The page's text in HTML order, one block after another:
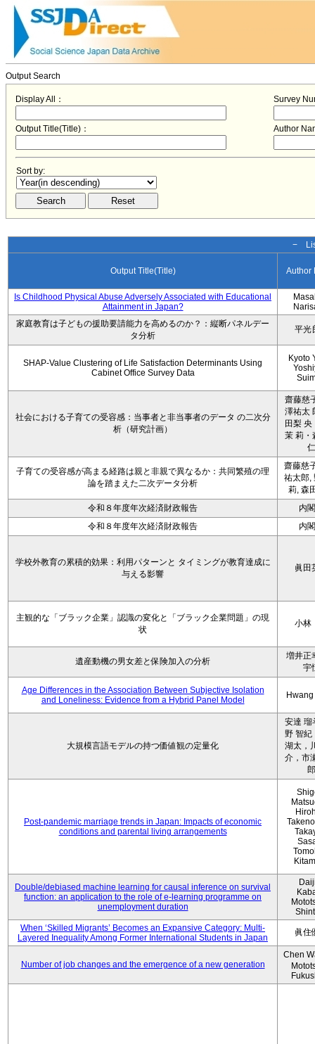
Output Search
Display All： Survey
Output Title(Title)： Author
Sort by:
−
Output Title(Title) Author
Is Childhood Physical Abuse Adversely Associated with Educational
Attainment in Japan?
家庭教育は子どもの援助要請能力を高めるのか？：縦断パネルデー
タ分析
平光
SHAP-Value Clustering of Life Satisfaction Determinants Using
Cabinet Office Survey Data
Kyoto
社会における子育ての受容感：当事者と非当事者のデータ の二次分
析（研究計画）
齋藤慈
澤祐太
田梨 央
茉 莉・
仁
子育ての受容感が高まる経路は親と非親で異なるか：共同繁殖の理
論を踏まえた二次データ分析
齋藤慈
祐太郎,
莉, 森
令和８年度年次経済財政報告
内
令和８年度年次経済財政報告
内
学校外教育の累積的効果：利用パターンと タイミングが教育達成に
与える影響
眞田
主観的な「ブラック企業」認識の変化と「ブラック企業問題」の現
状
小
遺産動機の男女差と保険加入の分析
増井正
宇
Age Differences in the Association Between Subjective Isolation
and Loneliness: Evidence from a Hybrid Panel Model
大規模言語モデルの持つ価値観の定量化
安達 瑠
野 智紀
湖太，
介，市
郎
Post-pandemic marriage trends in Japan: Impacts of economic
conditions and parental living arrangements
Double/debiased machine learning for causal inference on survival
function: an application to the role of e-learning programme on
unemployment duration
When ‘Skilled Migrants’ Becomes an Expansive Category: Multi-
Layered Inequality Among Former International Students in Japan
眞住
Number of job changes and the emergence of a new generation
Chen